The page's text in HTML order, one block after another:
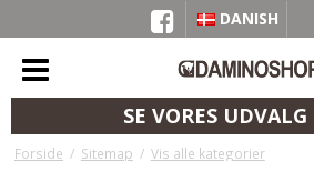
DANISH
SE VORES UDVALG
Forside / Sitemap / Vis alle kategorier